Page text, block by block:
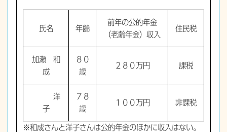
氏名 年齢
前年の公的年金
（老齢年金）収入
住民税
加瀬 和
成
８０
歳
２８０万円 課税
洋
子
７８
歳
１００万円 非課税
※和成さんと洋子さんは公的年金のほかに収入はない。